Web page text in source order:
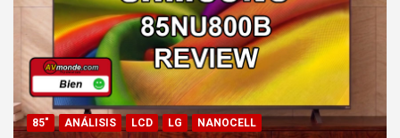
85" ANÁLISIS LCD LG NANOCELL